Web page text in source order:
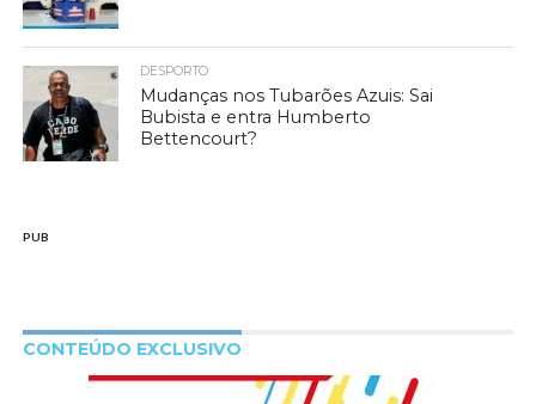
DESPORTO
Mudanças nos Tubarões Azuis: Sai
Bubista e entra Humberto
Bettencourt?
PUB
CONTEÚDO EXCLUSIVO